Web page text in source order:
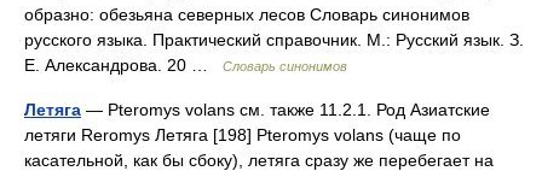
образно: обезьяна северных лесов Словарь синонимов
русского языка. Практический справочник. М.: Русский язык. З.
Е. Александрова. 20 …
Словарь синонимов
Летяга — Pteromys volans см. также 11.2.1. Род Азиатские
летяги Reromys Летяга [198] Pteromys volans (чаще по
касательной, как бы сбоку), летяга сразу же перебегает на